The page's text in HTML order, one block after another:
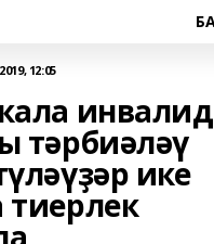
12:05
инвалид
тәрбиәләү
ике